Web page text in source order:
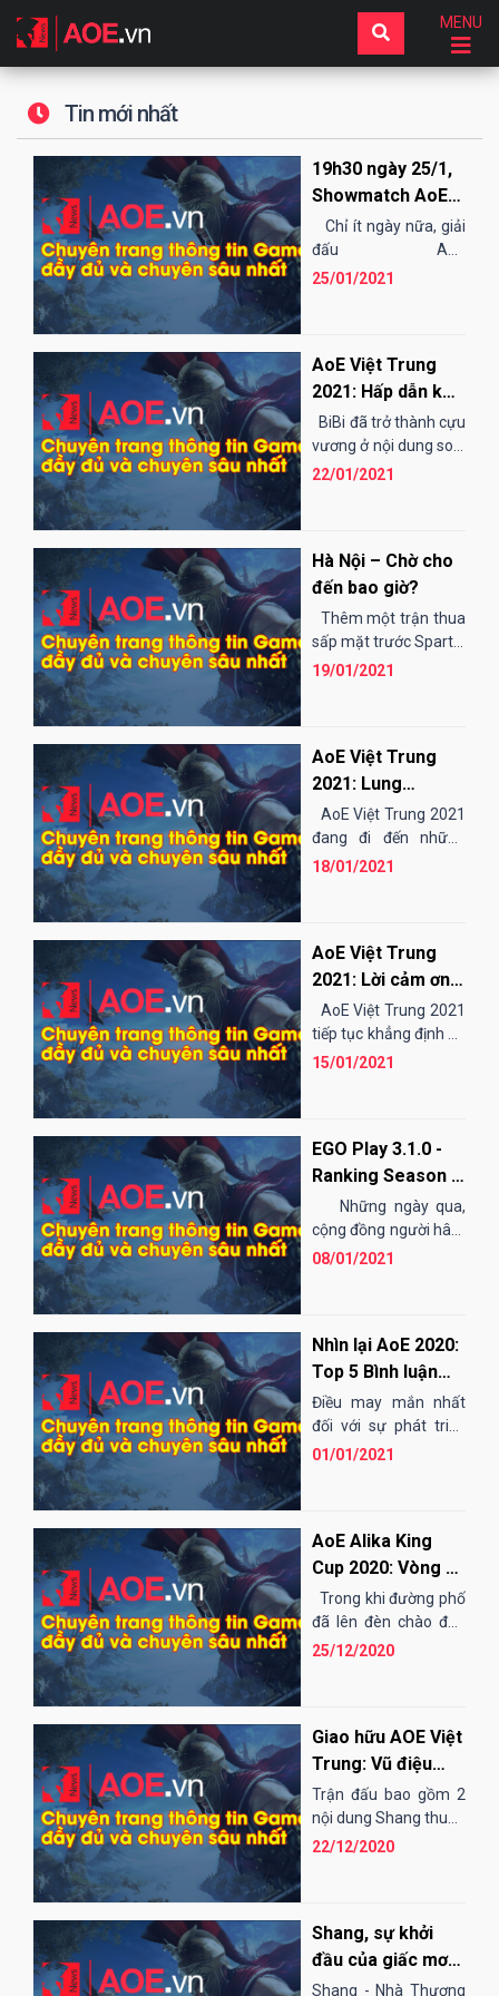
MENU
Tin mới nhất
19h30 ngày 25/1,
Showmatch AoE
LungCleanser Hà
Nội Open 9: VEC
quyết thắng!
Chỉ ít ngày nữa, giải
đấu AoE
LungCleanser Hà Nội
25/01/2021
AoE Việt Trung
2021: Hấp dẫn kèo
tranh hạng Ba -
Tư
BiBi đã trở thành cựu
vương ở nội dung solo
random tại giải Việt
22/01/2021
Hà Nội – Chờ cho
đến bao giờ?
Thêm một trận thua
sấp mặt trước Sparta,
có lẽ chính Hà Nội
19/01/2021
AoE Việt Trung
2021: Lung
Cleanser -
Thương hiệu uy tín
đồng hành cùng
AoE Việt Trung 2021
đang đi đến những
chặng cuối, ở thời
18/01/2021
AoE Việt Trung
2021: Lời cảm ơn
dành cho những
đơn vị đồng hành
đầy nhiệt huyết!
AoE Việt Trung 2021
tiếp tục khẳng định độ
HOT đối với người
15/01/2021
EGO Play 3.1.0 -
Ranking Season 2:
Một phiên bản
hoàn hảo!
Những ngày qua,
cộng đồng người hâm
mộ AoE trong và
08/01/2021
Nhìn lại AoE 2020:
Top 5 Bình luận
viên ấn tượng
nhất
Điều may mắn nhất
đối với sự phát triển
của tựa game AOE
01/01/2021
AoE Alika King
Cup 2020: Vòng 5
- Kịch tính chưa
dừng lại!
Trong khi đường phố
đã lên đèn chào đón
mùa Giáng Sinh 2020
25/12/2020
Giao hữu AOE Việt
Trung: Vũ điệu
cung R, món ăn
nhẹ giữa "giờ nghỉ
giải lao".
Trận đấu bao gồm 2
nội dung Shang thuần
tiễn và 1 Shang + 1
22/12/2020
Shang, sự khởi
đầu của giấc mơ
Đế Chế - phần 1
Shang - Nhà Thương